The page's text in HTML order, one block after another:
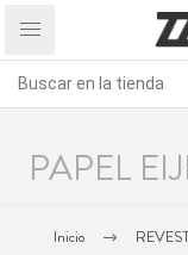
PAPEL
Inicio